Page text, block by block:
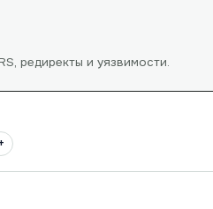
редиректы и уязвимости.